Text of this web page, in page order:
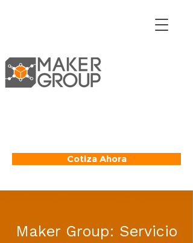
Cotiza Ahora
Maker Group: Servicio